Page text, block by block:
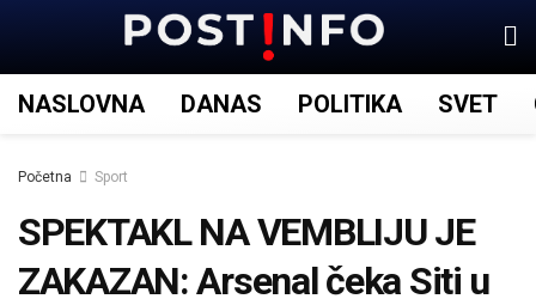
NASLOVNA DANAS POLITIKA SVET
Početna Sport
SPEKTAKL NA VEMBLIJU JE
ZAKAZAN: Arsenal čeka Siti u